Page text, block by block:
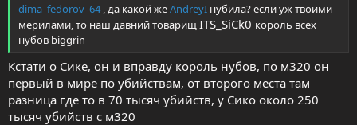
dima_fedorov_64, да какой жеAndreyI нубила? если уж твоими
мерилами, то наш давний товарищ ITS_SiCk0 король всех
нубов biggrin
Кстати о Сике, он и вправду король нубов, по м320 он
первый в мире по убийствам, от второго места там
разница где то в 70 тысяч убийств, у Сико около 250
тысяч убийств с м320